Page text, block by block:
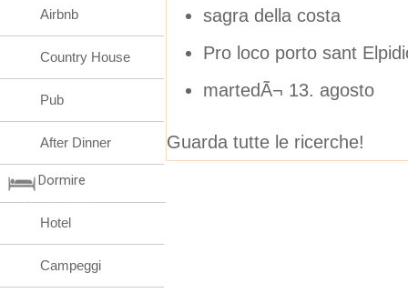
sagra della costa
Pro loco porto sant
martedÃ¬ 13. agosto
Guarda tutte le ricerche!
Airbnb
Country House
Pub
After Dinner
Dormire
Hotel
Campeggi